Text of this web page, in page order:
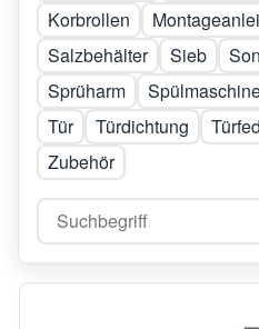
Korbrollen
Salzbehälter
Sieb
Sprüharm
Tür
Türdichtung
Zubehör